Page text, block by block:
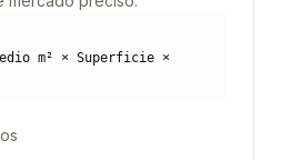
m² × Superficie ×